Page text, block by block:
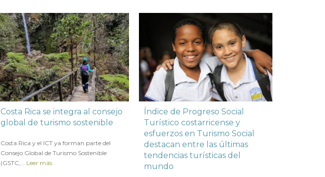
Costa Rica se integra al consejo
global de turismo sostenible
Costa Rica y el ICT ya forman parte del
Consejo Global de Turismo Sostenible
(GSTC,... Leer más
Índice de Progreso Social
Turístico costarricense y
esfuerzos en Turismo Social
destacan entre las últimas
tendencias turísticas del
mundo